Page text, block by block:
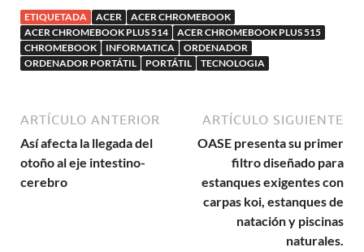
ETIQUETADA ACER
ACER CHROMEBOOK
ACER CHROMEBOOK PLUS 514
ACER CHROMEBOOK PLUS 515
CHROMEBOOK
INFORMATICA
ORDENADOR
ORDENADOR PORTÁTIL
PORTÁTIL TECNOLOGIA
ARTÍCULO ANTERIOR
Así afecta la llegada del
otoño al eje intestino-
cerebro
ARTÍCULO SIGUIENTE
OASE presenta su primer
filtro diseñado para
estanques exigentes con
carpas koi, estanques de
natación y piscinas
naturales.